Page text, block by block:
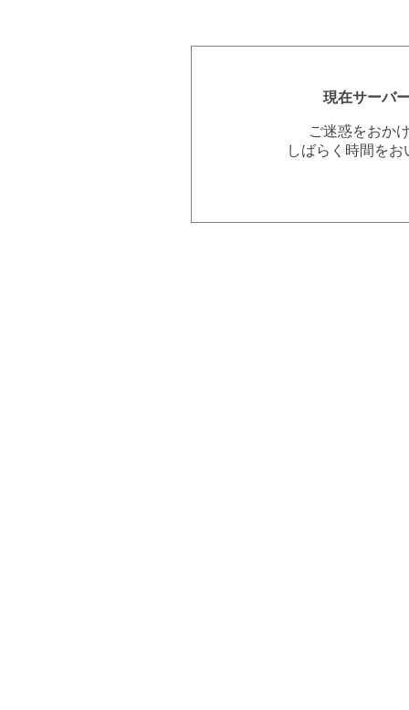
現在サーバ
ご迷惑をおか
しばらく時間を